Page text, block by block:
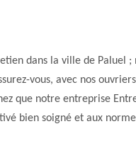
dans la ville de Paluel
vous, avec nos
que notre entreprise
bien soigné et aux